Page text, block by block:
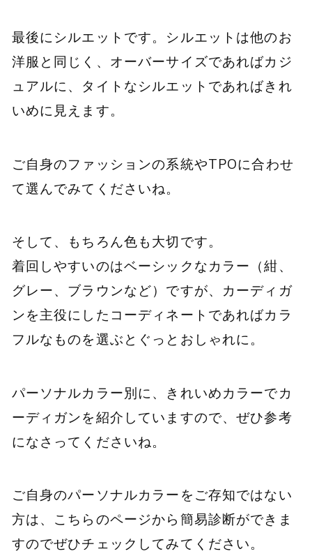
最後にシルエットです。シルエットは他のお
洋服と同じく、オーバーサイズであればカジ
ュアルに、タイトなシルエットであればきれ
いめに見えます。
ご自身のファッションの系統やTPOに合わせ
て選んでみてくださいね。
そして、もちろん色も大切です。
着回しやすいのはベーシックなカラー（紺、
グレー、ブラウンなど）ですが、カーディガ
ンを主役にしたコーディネートであればカラ
フルなものを選ぶとぐっとおしゃれに。
パーソナルカラー別に、きれいめカラーでカ
ーディガンを紹介していますので、ぜひ参考
になさってくださいね。
ご自身のパーソナルカラーをご存知ではない
方は、こちらのページから簡易診断ができま
すのでぜひチェックしてみてください。